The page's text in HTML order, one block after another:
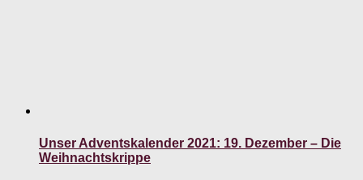
Unser Adventskalender 2021: 19. Dezember – Die
Weihnachtskrippe